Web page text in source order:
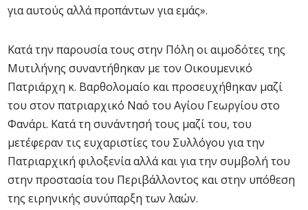
για αυτούς αλλά προπάντων για εμάς».
Κατά την παρουσία τους στην Πόλη οι αιμοδότες της
Μυτιλήνης συναντήθηκαν με τον Οικουμενικό
Πατριάρχη κ. Βαρθολομαίο και προσευχήθηκαν μαζί
του στον πατριαρχικό Ναό του Αγίου Γεωργίου στο
Φανάρι. Κατά τη συνάντησή τους μαζί του, του
μετέφεραν τις ευχαριστίες του Συλλόγου για την
Πατριαρχική φιλοξενία αλλά και για την συμβολή του
στην προστασία του Περιβάλλοντος και στην υπόθεση
της ειρηνικής συνύπαρξη των λαών.